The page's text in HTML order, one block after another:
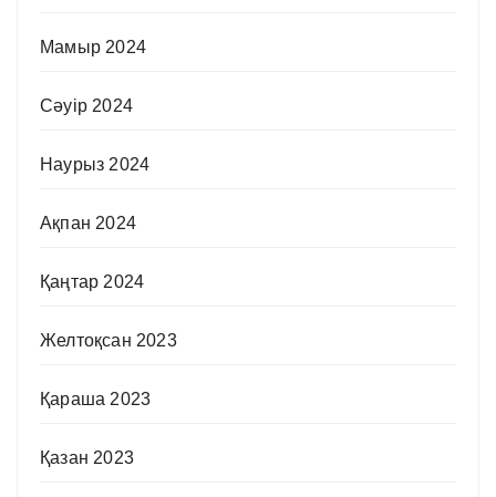
Мамыр 2024
Сәуір 2024
Наурыз 2024
Ақпан 2024
Қаңтар 2024
Желтоқсан 2023
Қараша 2023
Қазан 2023